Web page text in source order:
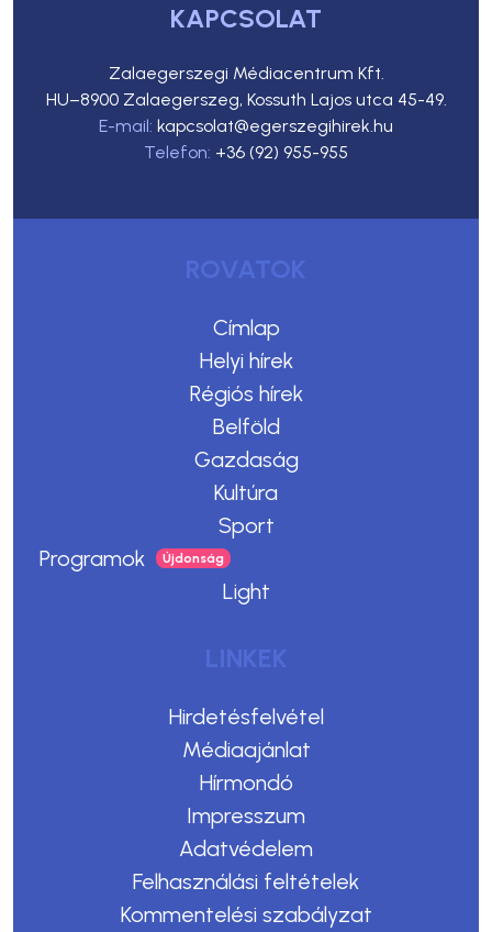
KAPCSOLAT
Zalaegerszegi Médiacentrum Kft.
HU–8900 Zalaegerszeg, Kossuth Lajos utca 45-49.
E-mail: kapcsolat@egerszegihirek.hu
Telefon: +36 (92) 955-955
ROVATOK
Címlap
Helyi hírek
Régiós hírek
Belföld
Gazdaság
Kultúra
Sport
Programok
Light
LINKEK
Hirdetésfelvétel
Médiaajánlat
Hírmondó
Impresszum
Adatvédelem
Felhasználási feltételek
Kommentelési szabályzat